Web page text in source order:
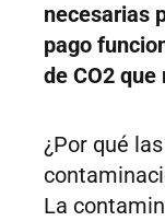
necesarias
pago
de CO2
¿Por qué
La